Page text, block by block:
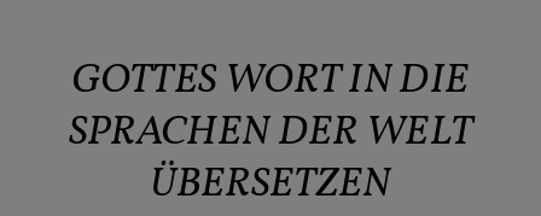
GOTTES WORT IN DIE
SPRACHEN DER WELT
ÜBERSETZEN